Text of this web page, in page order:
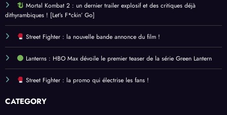
Mortal Kombat 2 : un dernier trailer explosif et des critiques déjà
dithyrambiques ! [Let’s F*ckin’ Go]
Street Fighter : la nouvelle bande annonce du film !
Lanterns : HBO Max dévoile le premier teaser de la série Green Lantern
Street Fighter : la promo qui électrise les fans !
CATEGORY